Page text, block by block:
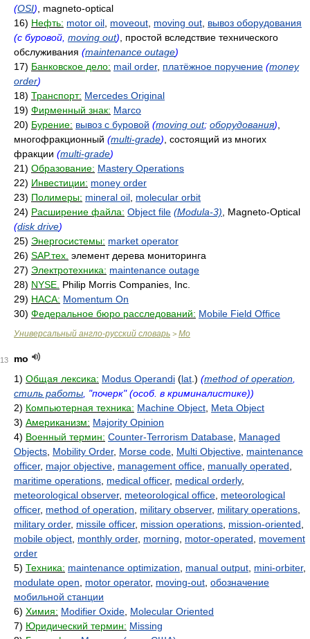
(OSI) , magneto-optical
16) Нефть: motor oil moveout moving out вывоз оборудования
(с буровой, moving out) , простой вследствие технического
обслуживания (maintenance outage)
17) Банковское дело: mail order, платёжное поручение (money
order)
18) Транспорт: Mercedes Original
19) Фирменный знак: Marco
20) Бурение: вывоз с буровой (moving out; оборудования)
многофракционный (multi-grade) , состоящий из многих
фракции (multi-grade)
21) Образование: Mastery Operations
22) Инвестиции: money order
23) Полимеры: mineral oil molecular orbit
24) Расширение файла: Object file (Modula-3) , Magneto-Optical
(disk drive)
25) Энергосистемы: market operator
26) SAP.тех. элемент дерева мониторинга
27) Электротехника: maintenance outage
28) NYSE. Philip Morris Companies, Inc.
29) НАСА: Momentum On
30) Федеральное бюро расследований: Mobile Field Office
Универсальный англо-русский словарь > Mo
13
mo
1) Общая лексика: Modus Operandi (lat .) (method of operation
стиль работы , "почерк" (особ. в криминалистике))
2) Компьютерная техника: Machine Object Meta Object
3) Американизм: Majority Opinion
4) Военный термин: Counter-Terrorism Database Managed
Objects Mobility Order, Morse code Multi Objective maintenance
officer, major objective management office manually operated
maritime operations medical officer, medical orderly,
meteorological observer, meteorological office meteorological
officer, method of operation military observer, military operations
military order, missile officer, mission operations mission-oriented
mobile object monthly order, morning motor-operated
movement
order
5) Техника: maintenance optimization manual output mini-orbiter,
modulate open
motor operator, moving-out обозначение
мобильной станции
6) Химия: Modifier Oxide Molecular Oriented
7) Юридический термин: Missing